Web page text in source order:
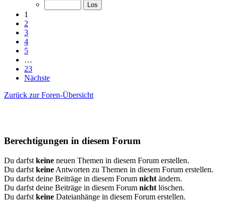
1
2
3
4
5
…
23
Nächste
Zurück zur Foren-Übersicht
Berechtigungen in diesem Forum
Du darfst keine neuen Themen in diesem Forum erstellen.
Du darfst keine Antworten zu Themen in diesem Forum erstellen.
Du darfst deine Beiträge in diesem Forum nicht ändern.
Du darfst deine Beiträge in diesem Forum nicht löschen.
Du darfst keine Dateianhänge in diesem Forum erstellen.